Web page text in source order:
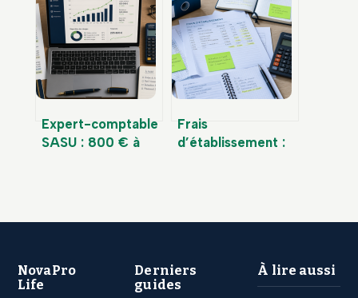
fonds en euros
cantonné et bonus
de performance
sociaux et
mécanismes
d’élimination de la
double imposition
Expert-comptable
SASU : 800 € à
Frais
d’établissement :
NovaPro
Life
Derniers
guides
À lire aussi